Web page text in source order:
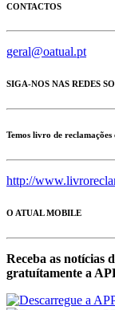
CONTACTOS
geral@oatual.pt
SIGA-NOS NAS REDES
Temos livro de reclamações
http://
O ATUAL MOBILE
Receba as notícias
gratuítamente a